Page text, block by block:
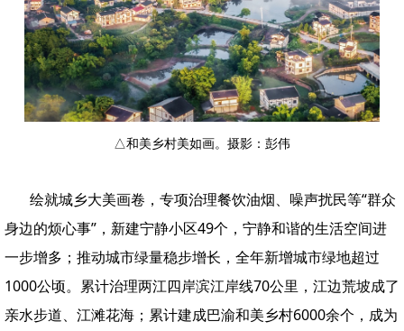
△和美乡村美如画。摄影：彭伟
绘就城乡大美画卷，专项治理餐饮油烟、噪声扰民等“群众
身边的烦心事”，新建宁静小区49个，宁静和谐的生活空间进
一步增多；推动城市绿量稳步增长，全年新增城市绿地超过
1000公顷。累计治理两江四岸滨江岸线70公里，江边荒坡成了
亲水步道、江滩花海；累计建成巴渝和美乡村6000余个，成为